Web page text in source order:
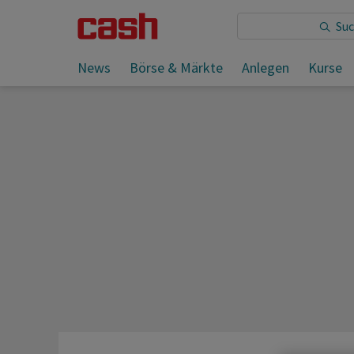
News Börse & Märkte Anlegen Kurse
Sie lesen: